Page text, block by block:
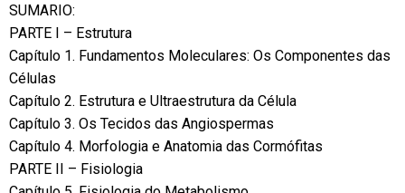
SUMARIO:
PARTE I – Estrutura
Capítulo 1. Fundamentos Moleculares: Os Componentes das
Células
Capítulo 2. Estrutura e Ultraestrutura da Célula
Capítulo 3. Os Tecidos das Angiospermas
Capítulo 4. Morfologia e Anatomia das Cormófitas
PARTE II – Fisiologia